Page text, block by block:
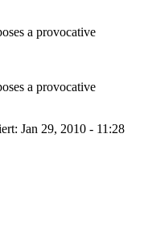
a provocative
a provocative
Jan 29, 2010 - 11:28